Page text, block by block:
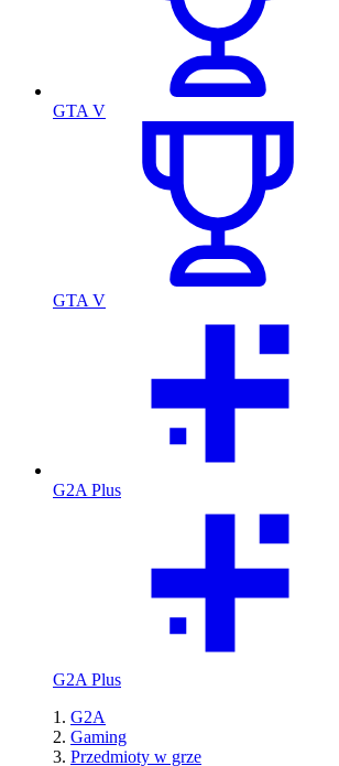
GTA V
GTA V
G2A Plus
G2A Plus
G2A
Gaming
Przedmioty w grze